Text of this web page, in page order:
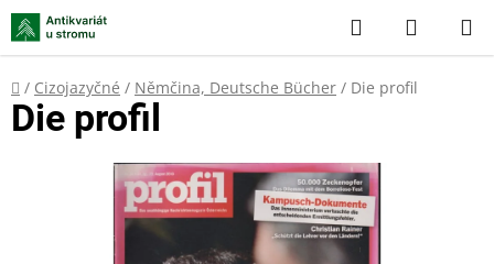
Přejít
na
obsah
Hledat
KOŠÍK
Domů
/ Cizojazyčné / Němčina, Deutsche Bücher / Die profil
Die profil